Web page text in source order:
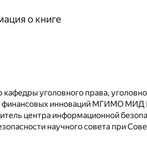
о книге
уголовного права,
инноваций МГИМО МИД
центра информационной
научного совета при